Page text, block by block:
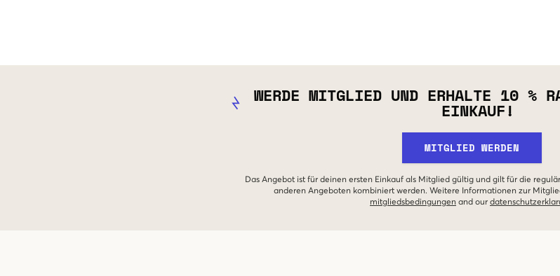
WERDE MITGLIED UND ERHALTE 10 %
EINKAUF!
MITGLIED WERDEN
Das Angebot ist für deinen ersten Einkauf als Mitglied gültig und gilt für die
anderen Angeboten kombiniert werden. Weitere Informationen zur
mitgliedsbedingungen and our